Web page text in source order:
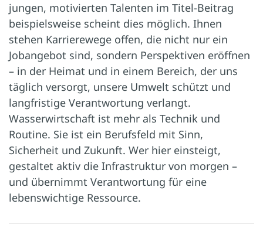
jungen, motivierten Talenten im Titel-Beitrag
beispielsweise scheint dies möglich. Ihnen
stehen Karrierewege offen, die nicht nur ein
Jobangebot sind, sondern Perspektiven eröffnen
– in der Heimat und in einem Bereich, der uns
täglich versorgt, unsere Umwelt schützt und
langfristige Verantwortung verlangt.
Wasserwirtschaft ist mehr als Technik und
Routine. Sie ist ein Berufsfeld mit Sinn,
Sicherheit und Zukunft. Wer hier einsteigt,
gestaltet aktiv die Infrastruktur von morgen –
und übernimmt Verantwortung für eine
lebenswichtige Ressource.